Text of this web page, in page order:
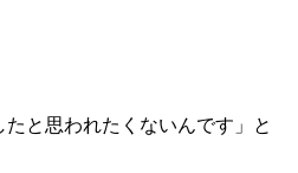
たと思われたくないんです」と